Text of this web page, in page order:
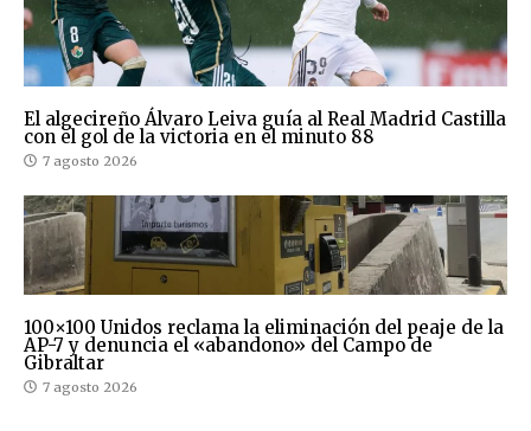
El algecireño Álvaro Leiva guía al Real Madrid Castilla
con el gol de la victoria en el minuto 88
7 agosto 2026
100×100 Unidos reclama la eliminación del peaje de la
AP-7 y denuncia el «abandono» del Campo de
Gibraltar
7 agosto 2026